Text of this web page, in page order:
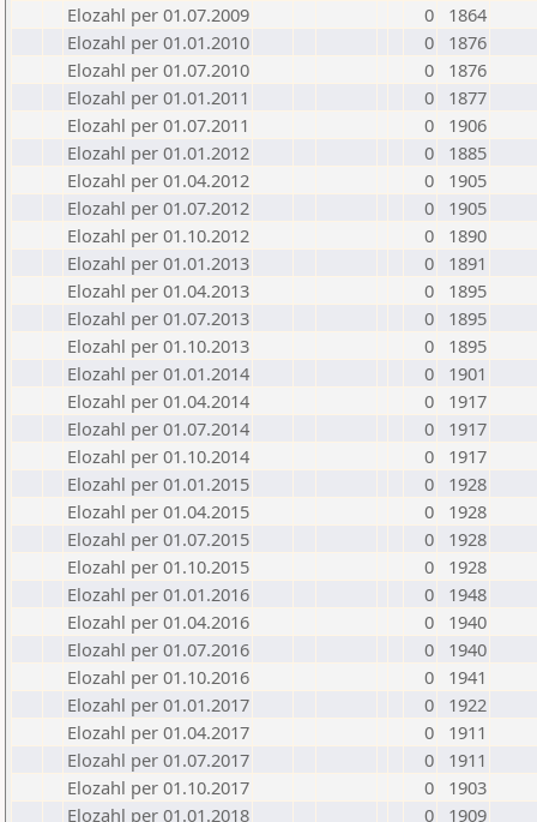
Elozahl per 01.07.2009
0
1864
Elozahl per 01.01.2010
0
1876
Elozahl per 01.07.2010
0
1876
Elozahl per 01.01.2011
0
1877
Elozahl per 01.07.2011
0
1906
Elozahl per 01.01.2012
0
1885
Elozahl per 01.04.2012
0
1905
Elozahl per 01.07.2012
0
1905
Elozahl per 01.10.2012
0
1890
Elozahl per 01.01.2013
0
1891
Elozahl per 01.04.2013
0
1895
Elozahl per 01.07.2013
0
1895
Elozahl per 01.10.2013
0
1895
Elozahl per 01.01.2014
0
1901
Elozahl per 01.04.2014
0
1917
Elozahl per 01.07.2014
0
1917
Elozahl per 01.10.2014
0
1917
Elozahl per 01.01.2015
0
1928
Elozahl per 01.04.2015
0
1928
Elozahl per 01.07.2015
0
1928
Elozahl per 01.10.2015
0
1928
Elozahl per 01.01.2016
0
1948
Elozahl per 01.04.2016
0
1940
Elozahl per 01.07.2016
0
1940
Elozahl per 01.10.2016
0
1941
Elozahl per 01.01.2017
0
1922
Elozahl per 01.04.2017
0
1911
Elozahl per 01.07.2017
0
1911
Elozahl per 01.10.2017
0
1903
Elozahl per 01.01.2018
0
1909